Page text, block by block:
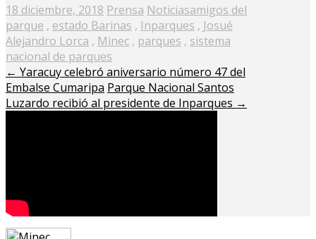
Posted
on
18 diciembre, 2018 Prensa Noticiasamigos del
parque , estado Barinas , Inparques , Josué
Alejandro Lorca , Minec , parques , sistema
nacional de parques
← Yaracuy celebró aniversario número 47 del
Embalse Cumaripa Parque Nacional Santos
Luzardo recibió al presidente de Inparques →